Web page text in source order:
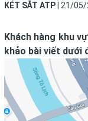
KÉT SẮT ATP 21/05/
Khách hàng khu
khảo bài viết dưới